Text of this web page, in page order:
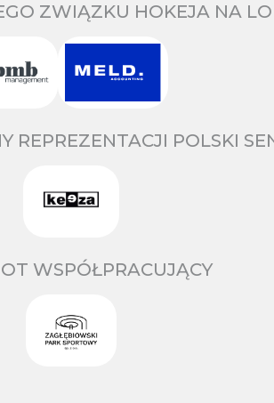
ZWIĄZKU HOKEJA NA
REPREZENTACJI POLSKI
WSPÓŁPRACUJĄCY